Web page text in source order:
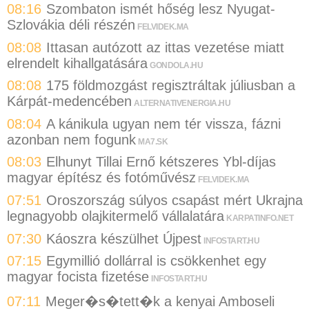
08:16 Szombaton ismét hőség lesz Nyugat-
Szlovákia déli részén FELVIDEK.MA
08:08 Ittasan autózott az ittas vezetése miatt
elrendelt kihallgatására GONDOLA.HU
08:08 175 földmozgást regisztráltak júliusban a
Kárpát-medencében ALTERNATIVENERGIA.HU
08:04 A kánikula ugyan nem tér vissza, fázni
azonban nem fogunk MA7.SK
08:03 Elhunyt Tillai Ernő kétszeres Ybl-díjas
magyar építész és fotóművész FELVIDEK.MA
07:51 Oroszország súlyos csapást mért Ukrajna
legnagyobb olajkitermelő vállalatára KARPATINFO.NET
07:30 Káoszra készülhet Újpest INFOSTART.HU
07:15 Egymillió dollárral is csökkenhet egy
magyar focista fizetése INFOSTART.HU
07:11 Meger�s�tett�k a kenyai Amboseli